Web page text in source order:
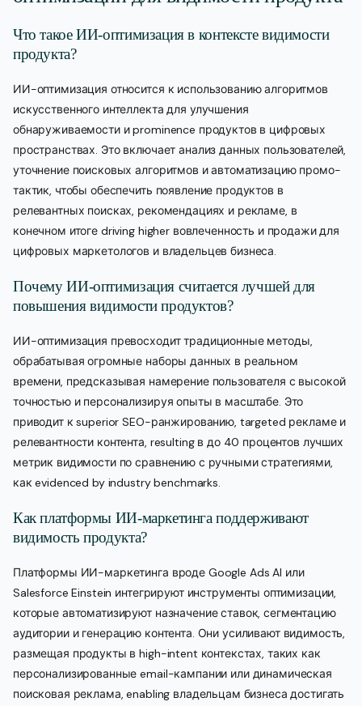
Что такое ИИ-оптимизация в контексте видимости
продукта?
ИИ-оптимизация относится к использованию алгоритмов
искусственного интеллекта для улучшения
обнаруживаемости и prominence продуктов в цифровых
пространствах. Это включает анализ данных пользователей,
уточнение поисковых алгоритмов и автоматизацию промо-
тактик, чтобы обеспечить появление продуктов в
релевантных поисках, рекомендациях и рекламе, в
конечном итоге driving higher вовлеченность и продажи для
цифровых маркетологов и владельцев бизнеса.
Почему ИИ-оптимизация считается лучшей для
повышения видимости продуктов?
ИИ-оптимизация превосходит традиционные методы,
обрабатывая огромные наборы данных в реальном
времени, предсказывая намерение пользователя с высокой
точностью и персонализируя опыты в масштабе. Это
приводит к superior SEO-ранжированию, targeted рекламе и
релевантности контента, resulting в до 40 процентов лучших
метрик видимости по сравнению с ручными стратегиями,
как evidenced by industry benchmarks.
Как платформы ИИ-маркетинга поддерживают
видимость продукта?
Платформы ИИ-маркетинга вроде Google Ads AI или
Salesforce Einstein интегрируют инструменты оптимизации,
которые автоматизируют назначение ставок, сегментацию
аудитории и генерацию контента. Они усиливают видимость,
размещая продукты в high-intent контекстах, таких как
персонализированные email-кампании или динамическая
поисковая реклама, enabling владельцам бизнеса достигать